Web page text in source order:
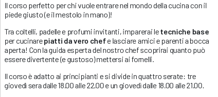
Il corso perfetto per chi vuole entrare nel mondo della cucina con il
piede giusto (e il mestolo in mano)!
Tra coltelli, padelle e profumi invitanti, imparerai letecniche base
per cucinarepiatti da vero chefe lasciare amici e parenti a bocca
aperta! Con la guida esperta del nostro chef scoprirai quanto può
essere divertente (e gustoso) mettersi ai fornelli.
Il corso è adatto ai principianti e si divide in quattro serate: tre
giovedì sera dalle 18.00 alle 22.00 e un giovedì dalle 18.00 alle 21.00.